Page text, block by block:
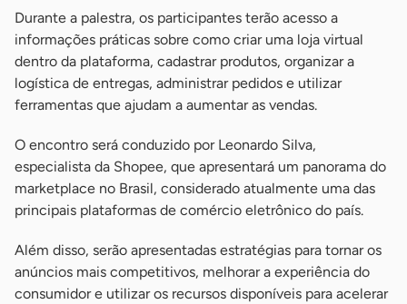
Durante a palestra, os participantes terão acesso a
informações práticas sobre como criar uma loja virtual
dentro da plataforma, cadastrar produtos, organizar a
logística de entregas, administrar pedidos e utilizar
ferramentas que ajudam a aumentar as vendas.
O encontro será conduzido por Leonardo Silva,
especialista da Shopee, que apresentará um panorama do
marketplace no Brasil, considerado atualmente uma das
principais plataformas de comércio eletrônico do país.
Além disso, serão apresentadas estratégias para tornar os
anúncios mais competitivos, melhorar a experiência do
consumidor e utilizar os recursos disponíveis para acelerar